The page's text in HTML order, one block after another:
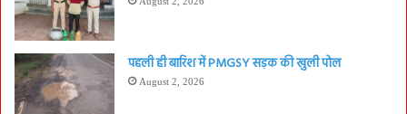
पहली ही बारिश में PMGSY सड़क की खुली पोल
August 2, 2026